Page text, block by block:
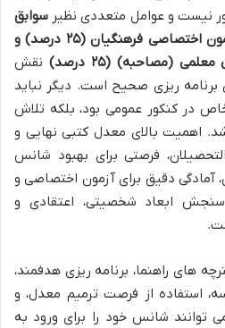
نیست و عوامل متعددی نظیر سوابق
تحصیلی (۵۰ درصد)، نمره آزمون اختصاصی فرهنگیان (۲۵ درصد) و
(مصاحبه) (۲۵ درصد)
نقش
برنامه ریزی صحیح است. دیگر نباید
در کنکور عمومی بود، بلکه تلاش
اهمیت بالای معدل کتبی نهایی و
فرصتی برای بهبود شانس
آمادگی دقیق برای آزمون اختصاصی و
ابعاد شخصیتی، اعتقادی و
های راهنما، برنامه ریزی هدفمند،
استفاده از فرصت ترمیم معدل، و
توانند شانس خود را برای ورود به